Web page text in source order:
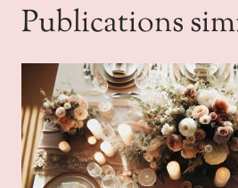
Publications